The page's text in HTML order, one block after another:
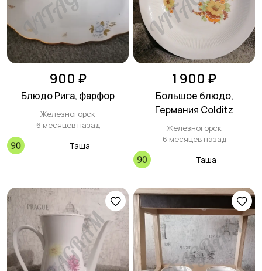
900 ₽
Блюдо Рига, фарфор
Железногорск
6 месяцев назад
Таша
1 900 ₽
Большое блюдо,
Германия Colditz
Железногорск
6 месяцев назад
Таша